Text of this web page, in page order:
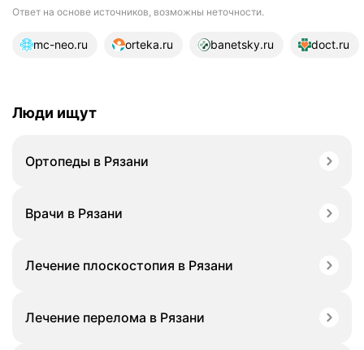
Ответ на основе источников, возможны неточности.
15 источников
mc-neo.ru orteka.ru banetsky.ru doct.ru
Люди ищут
Ортопеды в Рязани
Врачи в Рязани
Лечение плоскостопия в Рязани
Лечение перелома в Рязани